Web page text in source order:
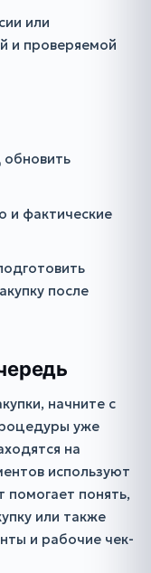
или
и проверяемой
обновить
и фактические
после
начните с
уже
на
используют
помогает понять,
или также
и рабочие чек-